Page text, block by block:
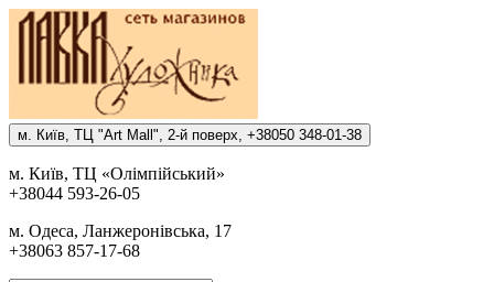
м. Киïв, ТЦ "Art Mall", 2-й поверх, +38050 348-01-38
м. Киïв, ТЦ «Олiмпiйський»
+38044 593-26-05
м. Одеса, Ланжеронiвська, 17
+38063 857-17-68